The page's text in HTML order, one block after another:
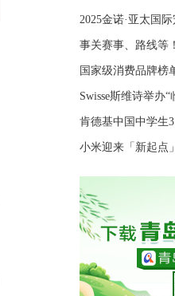
2025金诺·亚太国